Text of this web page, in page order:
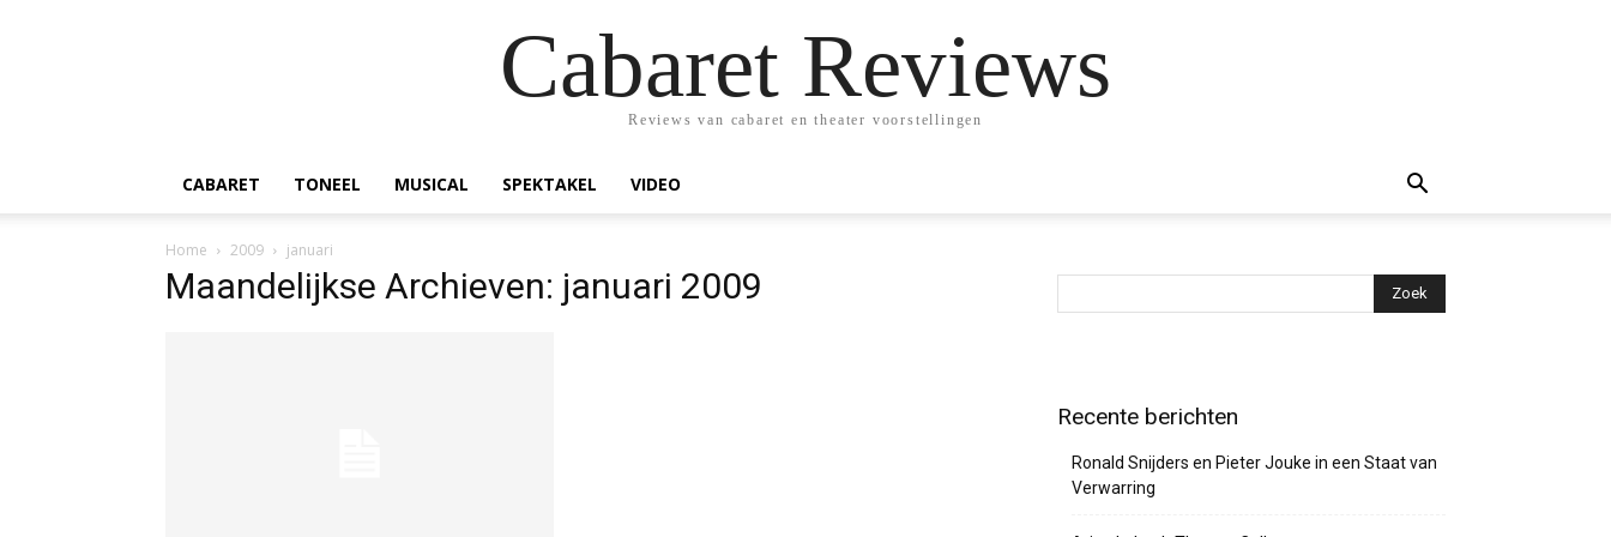
Cabaret Reviews
Reviews van cabaret en theater voorstellingen
CABARET TONEEL MUSICAL SPEKTAKEL VIDEO
Home 2009 januari
Maandelijkse Archieven: januari 2009
Recente berichten
Ronald Snijders en Pieter Jouke in een Staat van
Verwarring